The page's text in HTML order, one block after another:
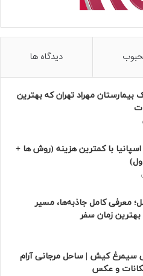
دیدگاه ها
بیمارستان مهراد تهران که بهترین‌
با کمترین هزینه (روش ها +
معرفی کامل جاذبه‌ها، مسیر
زمان سفر
سیمرغ کیش | ساحل مرجانی آرام
و عکس